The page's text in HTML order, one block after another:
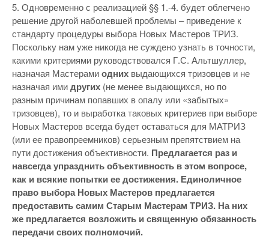
5. Одновременно с реализацией §§ 1.-4. будет облегчено
решение другой наболевшей проблемы – приведение к
стандарту процедуры выбора Новых Мастеров ТРИЗ.
Поскольку нам уже никогда не суждено узнать в точности,
какими критериями руководствовался Г.С. Альтшуллер,
назначая Мастерамиодних выдающихся тризовцев и не
назначая имидругих (не менее выдающихся, но по
разным причинам попавших в опалу или «забытых»
тризовцев), то и выработка таковых критериев при выборе
Новых Мастеров всегда будет оставаться для МАТРИЗ
(или ее правопреемников) серьезным препятствием на
пути достижения объективности. Предлагается раз и
навсегда упразднить объективность в этом вопросе,
как и всякие попытки ее достижения. Единоличное
право выбора Новых Мастеров предлагается
предоставить самим Старым Мастерам ТРИЗ. На них
же предлагается возложить и священную обязанность
передачи своих полномочий.